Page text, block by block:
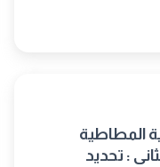
المطاطية
الجزء الثانى : تحديد